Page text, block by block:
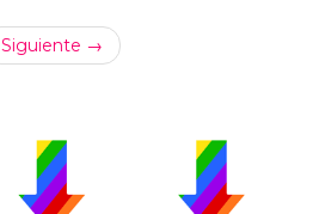
Siguiente →